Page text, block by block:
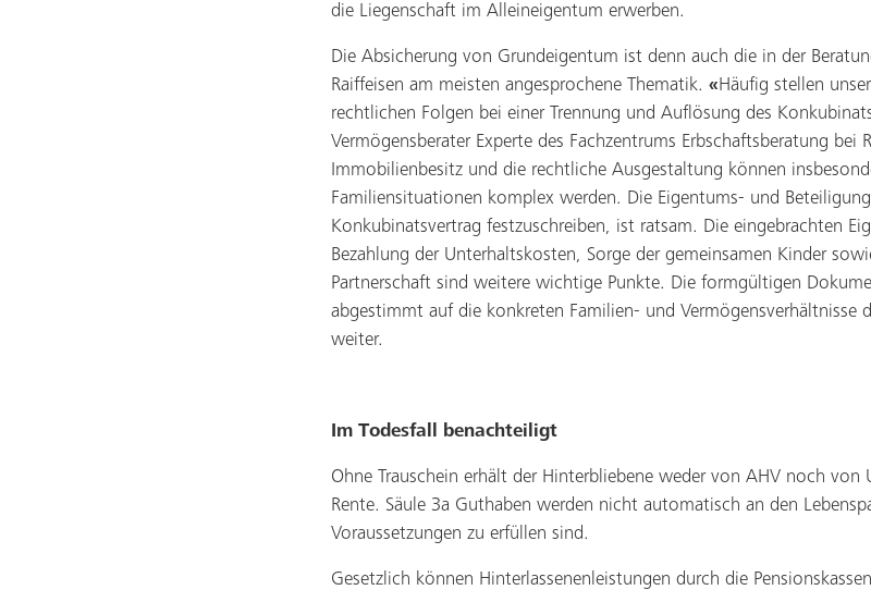
die Liegenschaft im Alleineigentum erwerben.
Die Absicherung von Grundeigentum ist denn auch die in der
Raiffeisen am meisten angesprochene Thematik. «Häufig stellen
rechtlichen Folgen bei einer Trennung und Auflösung des
Vermögensberater Experte des Fachzentrums Erbschaftsberatung bei
Immobilienbesitz und die rechtliche Ausgestaltung können
Familiensituationen komplex werden. Die Eigentums- und
Konkubinatsvertrag festzuschreiben, ist ratsam. Die eingebrachten
Bezahlung der Unterhaltskosten, Sorge der gemeinsamen Kinder
Partnerschaft sind weitere wichtige Punkte. Die formgültigen
abgestimmt auf die konkreten Familien- und Vermögensverhältnisse
weiter.
Im Todesfall benachteiligt
Ohne Trauschein erhält der Hinterbliebene weder von AHV noch von
Rente. Säule 3a Guthaben werden nicht automatisch an den
Voraussetzungen zu erfüllen sind.
Gesetzlich können Hinterlassenenleistungen durch die